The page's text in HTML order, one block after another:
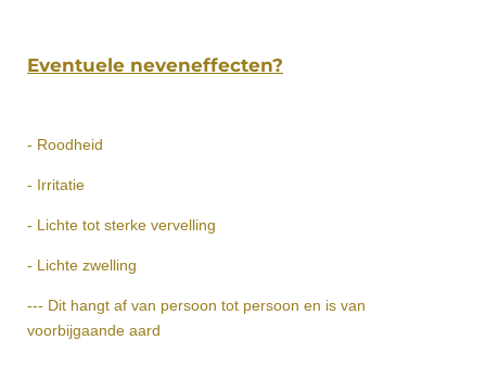
Eventuele neveneffecten?
- Roodheid
- Irritatie
- Lichte tot sterke vervelling
- Lichte zwelling
--- Dit hangt af van persoon tot persoon en is van
voorbijgaande aard